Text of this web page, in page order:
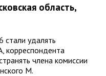
область,
стали удалять
корреспондента
члена комиссии
М.